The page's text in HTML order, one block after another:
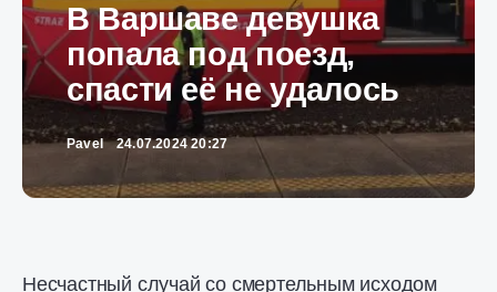
В Варшаве девушка
попала под поезд,
спасти её не удалось
Pavel 24.07.2024 20:27
Несчастный случай со смертельным исходом